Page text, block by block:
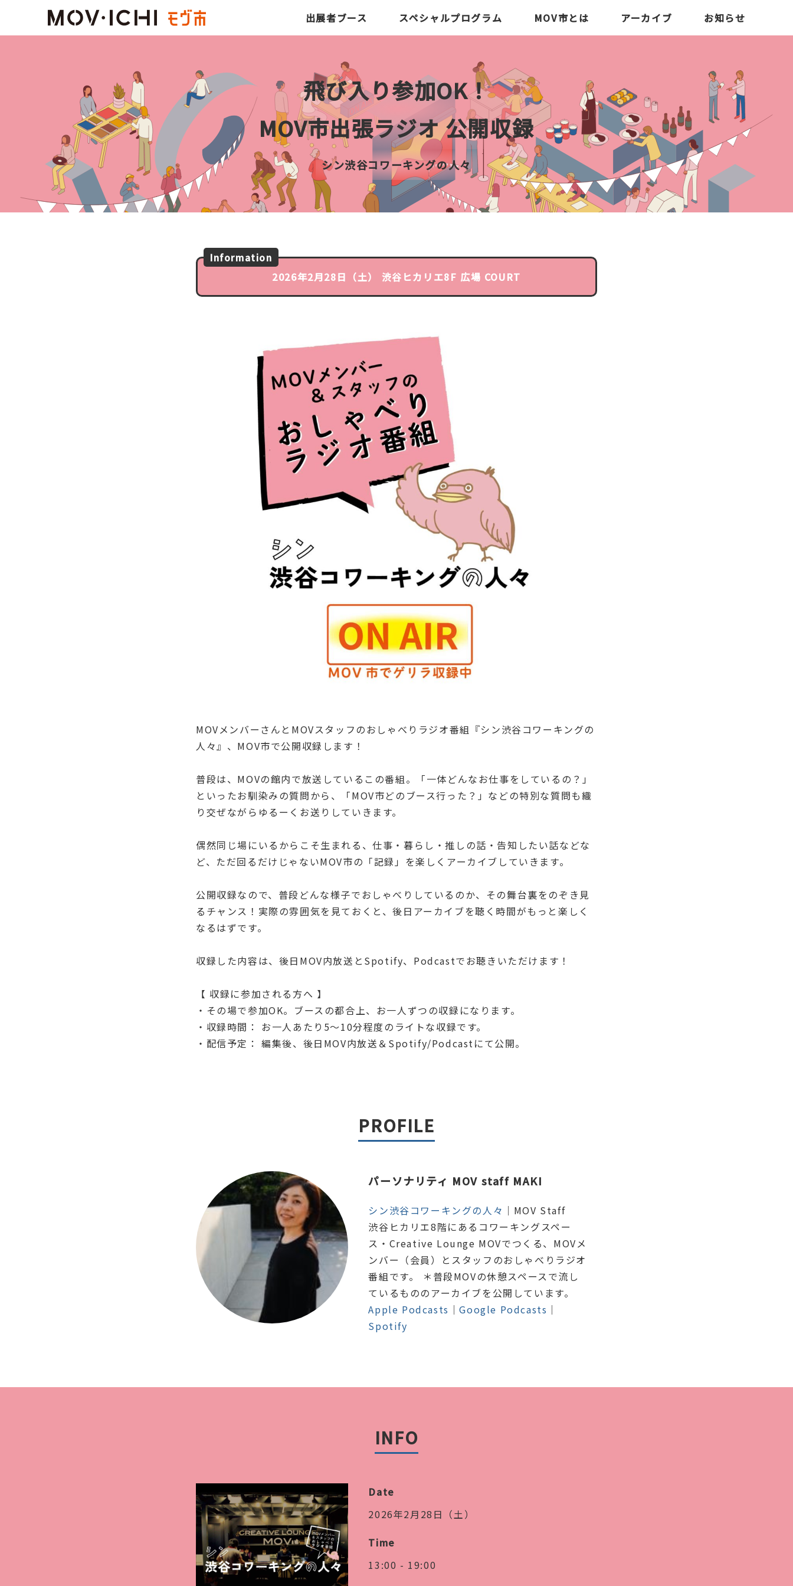
出展者ブース スペシャルプログラム MOV市とは アーカイブ お知らせ
飛び入り参加OK！
MOV市出張ラジオ 公開収録
シン渋谷コワーキングの人々
Information
2026年2月28日（土） 渋谷ヒカリエ8F 広場 COURT
MOVメンバーさんとMOVスタッフのおしゃべりラジオ番組『シン渋谷コワーキングの
人々』、MOV市で公開収録します！
普段は、MOVの館内で放送しているこの番組。「一体どんなお仕事をしているの？」
といったお馴染みの質問から、「MOV市どのブース行った？」などの特別な質問も織
り交ぜながらゆるーくお送りしていきます。
偶然同じ場にいるからこそ生まれる、仕事・暮らし・推しの話・告知したい話などな
ど、ただ回るだけじゃないMOV市の「記録」を楽しくアーカイブしていきます。
公開収録なので、普段どんな様子でおしゃべりしているのか、その舞台裏をのぞき見
るチャンス！実際の雰囲気を見ておくと、後日アーカイブを聴く時間がもっと楽しく
なるはずです。
収録した内容は、後日MOV内放送とSpotify、Podcastでお聴きいただけます！
【 収録に参加される方へ 】
・その場で参加OK。ブースの都合上、お一人ずつの収録になります。
・収録時間： お一人あたり5〜10分程度のライトな収録です。
・配信予定： 編集後、後日MOV内放送＆Spotify/Podcastにて公開。
PROFILE
パーソナリティ MOV staff MAKI
シン渋谷コワーキングの人々 ｜MOV Staff
渋谷ヒカリエ8階にあるコワーキングスペー
ス・Creative Lounge MOVでつくる、MOVメ
ンバー（会員）とスタッフのおしゃべりラジオ
番組です。 ＊普段MOVの休憩スペースで流し
ているもののアーカイブを公開しています。
Apple Podcasts ｜Google Podcasts ｜
Spotify
INFO
Date
2026年2月28日（土）
Time
13:00 - 19:00